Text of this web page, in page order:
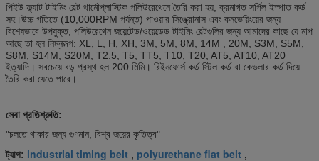
পিইউ ফ্ল্যাট টাইমিং বেল্ট থার্মোপ্লাস্টিক পলিউরেথেনে তৈরি করা হয়, ক্রমাগত সর্পিল ইস্পাত কর্ড
সহ।উচ্চ গতিতে (10,000RPM পর্যন্ত) পাওয়ার সিঙ্ক্রোনাস এবং কনভেয়িংয়ের জন্য
বিশেষভাবে উপযুক্ত, পলিউরেথেন জয়েন্টেড/ওয়েল্ডেড টাইমিং বেল্টগুলির জন্য আমাদের কাছে যে মাপ
আছে তা হল নিম্নরূপ: XL, L, H, XH, 3M, 5M, 8M, 14M , 20M, S3M, S5M,
S8M, S14M, S20M, T2.5, T5, TT5, T10, T20, AT5, AT10, AT20
ইত্যাদি। সবচেয়ে বড় প্রস্থ হল 200 মিমি। রিইনফোর্স কর্ড স্টিল কর্ড বা কেভলার কর্ড দিয়ে
তৈরি করা যেতে পারে।
সেবা প্রতিশ্রুতি:
"চলতে থাকার জন্য গুণমান, বিশ্ব জয়ের কৃতিত্ব"
ট্যাগ: industrial timing belt , polyurethane flat belt ,